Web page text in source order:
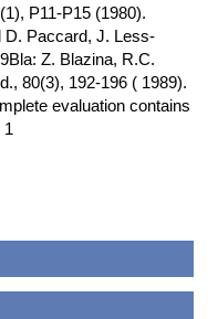
P11-P15 (1980).
D. Paccard, J. Less-
Z. Blazina, R.C.
80(3), 192-196 ( 1989).
evaluation contains
1